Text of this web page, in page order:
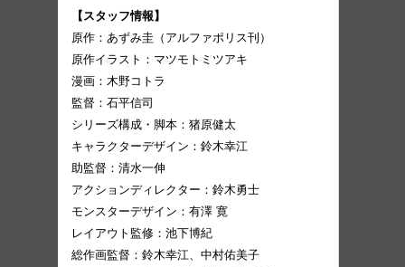
【スタッフ情報】
原作：あずみ圭（アルファポリス刊）
原作イラスト：マツモトミツアキ
漫画：木野コトラ
監督：石平信司
シリーズ構成・脚本：猪原健太
キャラクターデザイン：鈴木幸江
助監督：清水一伸
アクションディレクター：鈴木勇士
モンスターデザイン：有澤 寛
レイアウト監修：池下博紀
総作画監督：鈴木幸江、中村佑美子